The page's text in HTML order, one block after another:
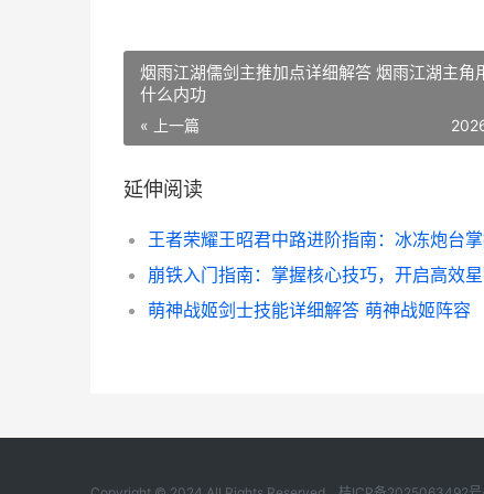
烟雨江湖儒剑主推加点详细解答 烟雨江湖主角
什么内功
« 上一篇
延伸阅读
萌神战姬剑士技能详细解答 萌神战姬阵容